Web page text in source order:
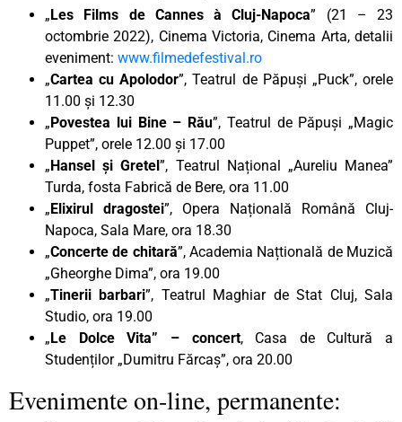
„Les Films de Cannes à Cluj-Napoca” (21 – 23
octombrie 2022), Cinema Victoria, Cinema Arta, detalii
eveniment: www.filmedefestival.ro
„Cartea cu Apolodor”, Teatrul de Păpuși „Puck”, orele
11.00 și 12.30
„Povestea lui Bine – Rău”, Teatrul de Păpuși „Magic
Puppet”, orele 12.00 și 17.00
„Hansel și Gretel”, Teatrul Național „Aureliu Manea”
Turda, fosta Fabrică de Bere, ora 11.00
„Elixirul dragostei”, Opera Națională Română Cluj-
Napoca, Sala Mare, ora 18.30
„Concerte de chitară”, Academia Națtională de Muzică
„Gheorghe Dima”, ora 19.00
„Tinerii barbari”, Teatrul Maghiar de Stat Cluj, Sala
Studio, ora 19.00
„Le Dolce Vita” – concert, Casa de Cultură a
Studenților „Dumitru Fărcaș”, ora 20.00
Evenimente on-line, permanente: